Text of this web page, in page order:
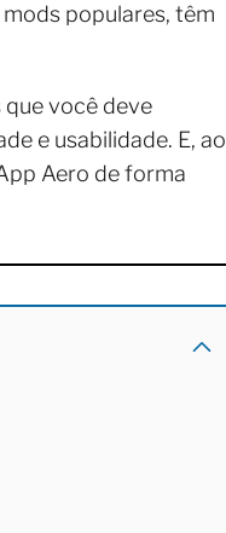
populares, têm
você deve
e usabilidade. E, ao
Aero de forma